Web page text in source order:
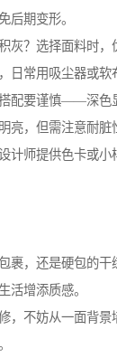
后期变形。
灰？选择面料时，
日常用吸尘器或软
配要谨慎——深色
亮，但需注意耐脏
计师提供色卡或小
裹，还是硬包的干
活增添质感。
，不妨从一面背景